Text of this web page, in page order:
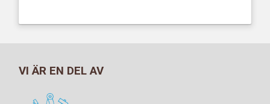
VI ÄR EN DEL AV